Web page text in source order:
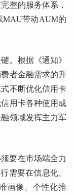
整的服务体系，
MAU带动AUM的
。根据《通知》
者金融需求的升
不断优化信用卡
用卡各种使用成
领域发挥主力军
要在市场端全力
需要在信息化、
画像、个性化推